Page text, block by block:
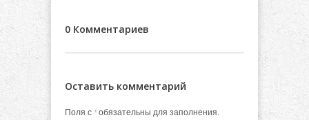
0 Комментариев
Оставить комментарий
Поля с *обязательны для заполнения.